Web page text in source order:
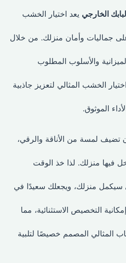
الخارجييعد اختيار الخشب
جماليات وأمان منزلك. من خلال
والأسلوب المطلوب
الخشب المثالي لتعزيز جاذبية
الموثوق.
لمسة من الأناقة والرقي،
منزلك. لذا خذ الوقت
منزلك، ويجعلك سعيدًا في
التخصيص الاستثنائية، مما
المصمم خصيصًا لتلبية